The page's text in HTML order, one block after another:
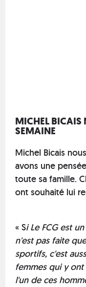
MICHEL BICAIS
SEMAINE
Michel Bicais
avons une
toute sa famille.
ont souhaité lui
« Si Le FCG est
n'est pas faite
sportifs, c'est
femmes qui y
l'un de ces